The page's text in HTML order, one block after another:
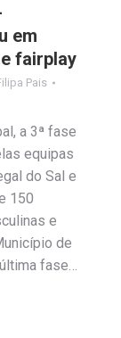
em
fairplay
Pais
a 3ª fase
equipas
do Sal e
150
e
de
fase…